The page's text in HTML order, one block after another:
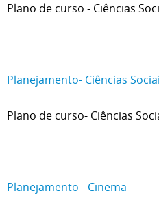
Plano de curso - Ciências
Planejamento- Ciências
Plano de curso- Ciências
Planejamento - Cinema